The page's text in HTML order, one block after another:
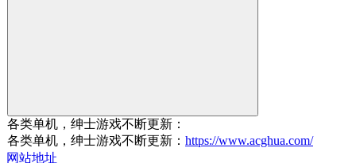
各类单机，绅士游戏不断更新：
各类单机，绅士游戏不断更新： https://www.acghua.com/
网站地址